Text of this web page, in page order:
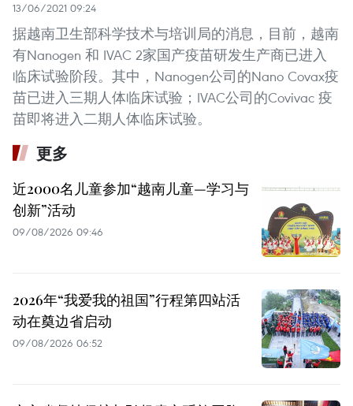
13/06/2021 09:24
据越南卫生部科学技术与培训局的消息，目前，越南
有Nanogen 和 IVAC 2家国产疫苗研发生产商已进入
临床试验阶段。其中，Nanogen公司的Nano Covax疫
苗已进入三期人体临床试验；IVAC公司的Covivac 疫
苗即将进入二期人体临床试验。
更多
近2000名儿童参加“越南儿童—学习与
创新”活动
09/08/2026 09:46
2026年“我爱我的祖国”行程第四站活
动在奠边省启动
09/08/2026 06:52